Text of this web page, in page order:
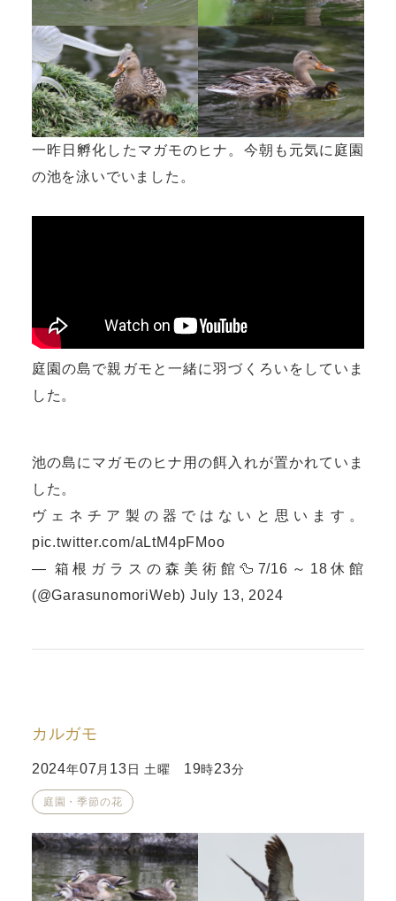
一昨日孵化したマガモのヒナ。今朝も元気に庭園
の池を泳いでいました。
庭園の島で親ガモと一緒に羽づくろいをしていま
した。
池の島にマガモのヒナ用の餌入れが置かれていま
した。
ヴェネチア製の器ではないと思います。
pic.twitter.com/aLtM4pFMoo
— 箱根ガラスの森美術館🦆7/16～18休館
(@GarasunomoriWeb)July 13, 2024
カルガモ
2024年07 月 13 日 土曜 19時23分
庭園・季節の花